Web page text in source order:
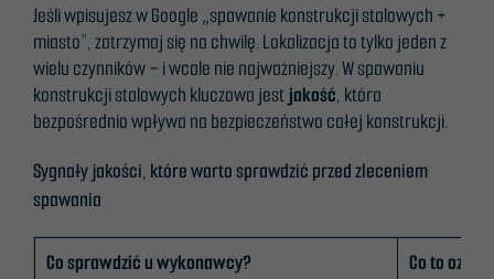
Jeśli wpisujesz w Google „spawanie konstrukcji stalowych +
miasto”, zatrzymaj się na chwilę. Lokalizacja to tylko jeden z
wielu czynników – i wcale nie najważniejszy. W spawaniu
konstrukcji stalowych kluczowa jest jakość, która
bezpośrednio wpływa na bezpieczeństwo całej konstrukcji.
Sygnały jakości, które warto sprawdzić przed zleceniem
spawania
Co sprawdzić u wykonawcy?
Co to